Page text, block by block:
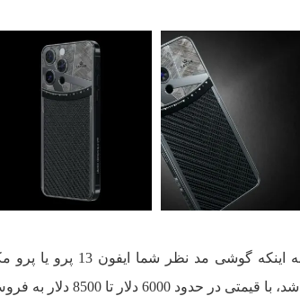
این چهار مدل ذکر شده با
تا 8500 دلار به فروش خواهد رسید.